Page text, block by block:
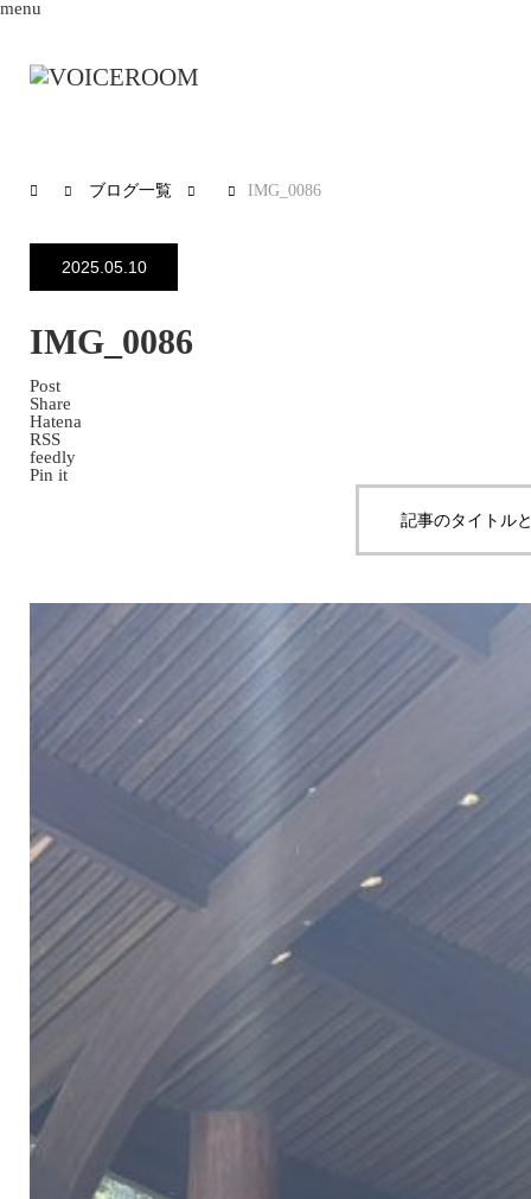
menu
ブログ一覧 IMG_0086
2025.05.10
IMG_0086
Post
Share
Hatena
RSS
feedly
Pin it
記事のタイトル